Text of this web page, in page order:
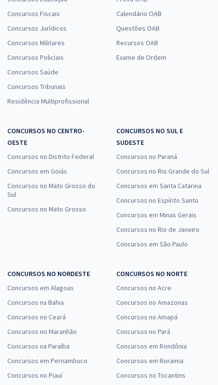
Concursos Fiscais
Concursos Jurídicos
Concursos Militares
Concursos Policiais
Concursos Saúde
Concursos Tribunais
Residência Multiprofissional
Calendário OAB
Questões OAB
Recursos OAB
Exame de Ordem
CONCURSOS NO CENTRO-
OESTE
Concursos no Distrito Federal
Concursos em Goiás
Concursos no Mato Grosso do
Sul
Concursos no Mato Grosso
CONCURSOS NO SUL E
SUDESTE
Concursos no Paraná
Concursos no Rio Grande do Sul
Concursos em Santa Catarina
Concursos no Espírito Santo
Concursos em Minas Gerais
Concursos no Rio de Janeiro
Concursos em São Paulo
CONCURSOS NO NORDESTE
Concursos em Alagoas
Concursos na Bahia
Concursos no Ceará
Concursos no Maranhão
Concursos na Paraíba
Concursos em Pernambuco
Concursos no Piauí
CONCURSOS NO NORTE
Concursos no Acre
Concursos no Amazonas
Concursos no Amapá
Concursos no Pará
Concursos em Rondônia
Concursos em Roraima
Concursos no Tocantins